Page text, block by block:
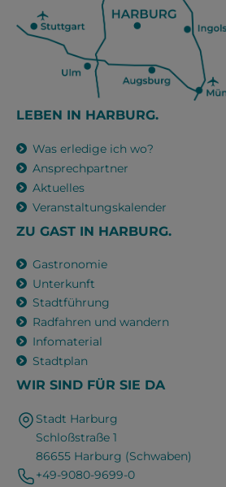
LEBEN IN HARBURG.
Was erledige ich wo?
Ansprechpartner
Aktuelles
Veranstaltungskalender
ZU GAST IN HARBURG.
Gastronomie
Unterkunft
Stadtführung
Radfahren und wandern
Infomaterial
Stadtplan
WIR SIND FÜR SIE DA
Stadt Harburg
Schloßstraße 1
86655 Harburg (Schwaben)
+49-9080-9699-0